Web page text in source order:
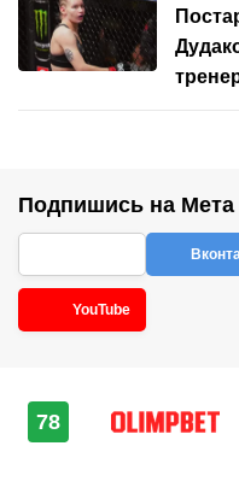
Подпишись на
YouTube
78